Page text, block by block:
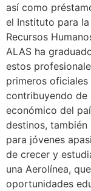
así como
el Instituto para
Recursos
ALAS ha
estos
primeros oficiales
contribuyendo de
económico del
destinos,
para jóvenes
de crecer y
una Aerolínea,
oportunidades